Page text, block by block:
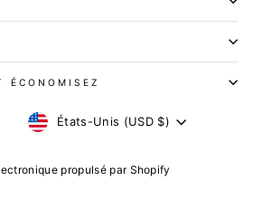
ÉCONOMISEZ
DEVISE
États-Unis (USD $)
propulsé par Shopify